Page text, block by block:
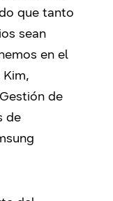
que tanto
sean
en el
Kim,
de
de